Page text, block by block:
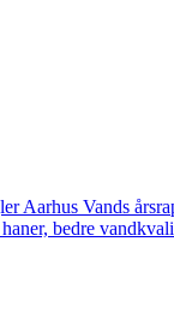
Vands
bedre